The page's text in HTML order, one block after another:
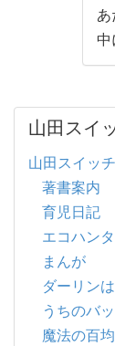
中
山田スイ
山田スイッ
著書案内
育児日記
エコハン
まんが
ダーリン
うちのバ
魔法の百均